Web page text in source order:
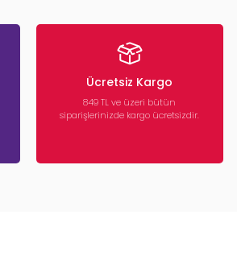
Ücretsiz Kargo
849 TL ve üzeri bütün
siparişlerinizde kargo ücretsizdir.